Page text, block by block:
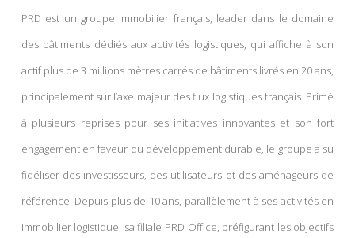
PRD est un groupe immobilier français, leader dans le domaine
des bâtiments dédiés aux activités logistiques, qui affiche à son
actif plus de 3 millions mètres carrés de bâtiments livrés en 20 ans,
principalement sur l’axe majeur des flux logistiques français. Primé
à plusieurs reprises pour ses initiatives innovantes et son fort
engagement en faveur du développement durable, le groupe a su
fidéliser des investisseurs, des utilisateurs et des aménageurs de
référence. Depuis plus de 10 ans, parallèlement à ses activités en
immobilier logistique, sa filiale PRD Office, préfigurant les objectifs